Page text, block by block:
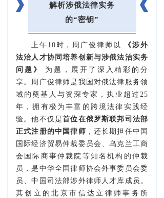
解析涉俄法律实务
的“密钥”
上午10时，周广俊律师以
《涉外
法治人才协同培养创新与涉俄法治实务
问题》
为题，展开了深入精彩的分
享。周广俊律师是我国对俄法律服务领
域的奠基人与资深专家，执业超过25
年，拥有极为丰富的跨境法律实践经
验。他不仅是首位在俄罗斯联邦司法部
正式注册的中国律师 ，还长期担任中国
国际经济贸易仲裁委员会、乌克兰工商
会国际商事仲裁院等知名机构的仲裁
员，是中华全国律师协会外事委员会委
员、中国司法部涉外律师人才库成员。
其创立的北京市信达立律师事务所